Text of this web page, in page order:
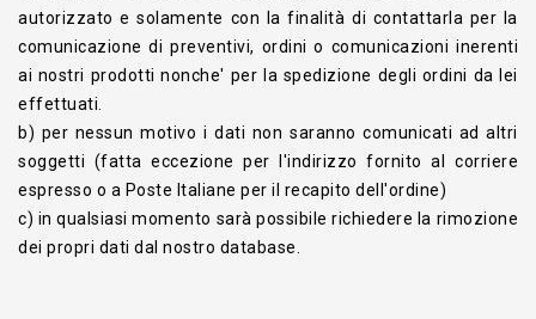
autorizzato e solamente con la finalità di contattarla per la
comunicazione di preventivi, ordini o comunicazioni inerenti
ai nostri prodotti nonche' per la spedizione degli ordini da lei
effettuati.
b) per nessun motivo i dati non saranno comunicati ad altri
soggetti (fatta eccezione per l'indirizzo fornito al corriere
espresso o a Poste Italiane per il recapito dell'ordine)
c) in qualsiasi momento sarà possibile richiedere la rimozione
dei propri dati dal nostro database.